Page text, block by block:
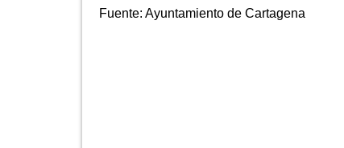
Fuente: Ayuntamiento de Cartagena